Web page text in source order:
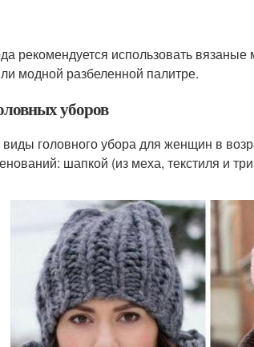
рекомендуется использовать
модной разбеленной палитре.
уборов
головного убора для женщин в
шапкой (из меха, текстиля и